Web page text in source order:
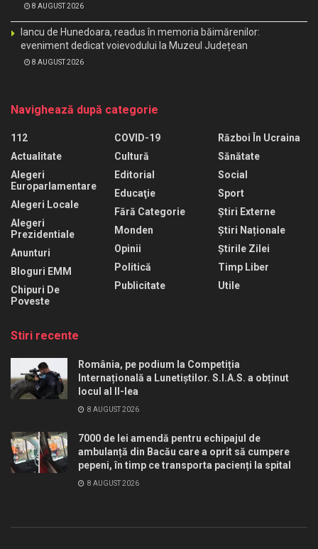
8 AUGUST 2026
Iancu de Hunedoara, readus în memoria băimărenilor:
eveniment dedicat voievodului la Muzeul Județean
8 AUGUST 2026
Navighează după categorie
112
Actualitate
Alegeri
Europarlamentare
Alegeri Locale
Alegeri
Prezidentiale
Anunturi
Bloguri EMM
Chipuri De
Poveste
COVID-19
Cultură
Editorial
Educaţie
Fără Categorie
Monden
Opinii
Politică
Publicitate
Război În Ucraina
Sănătate
Social
Sport
Știri Externe
Știri Naționale
Știrile Zilei
Timp Liber
Utile
Stiri recente
România, pe podium la Competiția
Internațională a Lunetiștilor. S.I.A.S. a obținut
locul al II-lea
8 AUGUST 2026
7000 de lei amendă pentru echipajul de
ambulanță din Bacău care a oprit să cumpere
pepeni, în timp ce transporta pacienți la spital
8 AUGUST 2026